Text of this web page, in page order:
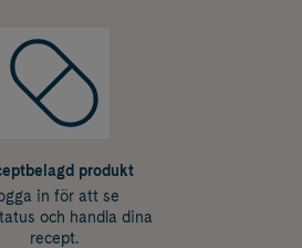
produkt
in för att se
och handla dina
recept.